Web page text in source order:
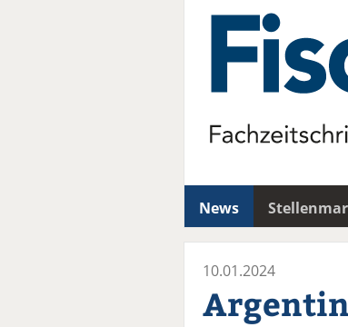
News
10.01.2024